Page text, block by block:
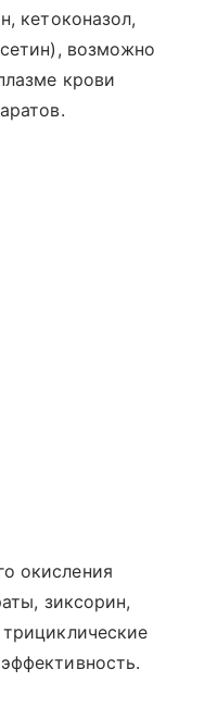
кетоконазол,
возможно
крови
окисления
зиксорин,